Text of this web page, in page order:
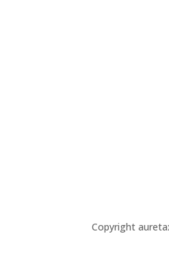
Copyright